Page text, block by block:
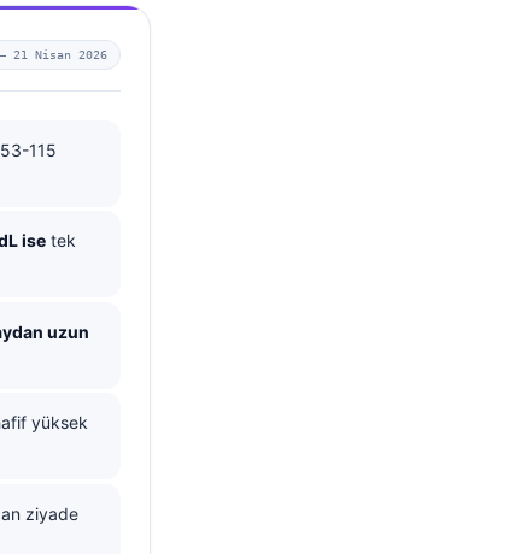
21 Nisan 2026
115
ise tek
uzun
yüksek
ziyade